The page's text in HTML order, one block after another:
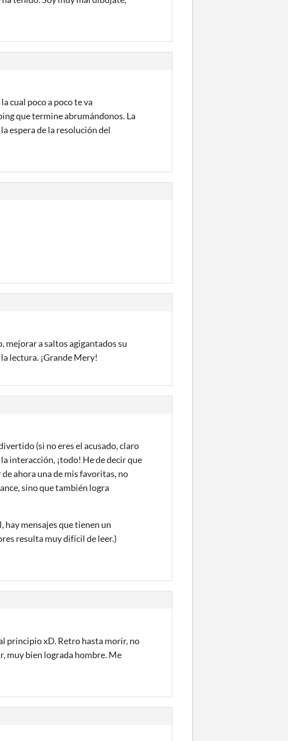
cual poco a poco te va
que termine abrumándonos. La
espera de la resolución del
mejorar a saltos agigantados su
lectura. ¡Grande Mery!
(si no eres el acusado, claro
interacción, ¡todo! He de decir que
ahora una de mis favoritas, no
sino que también logra
hay mensajes que tienen un
resulta muy difícil de leer.)
principio xD. Retro hasta morir, no
muy bien lograda hombre. Me